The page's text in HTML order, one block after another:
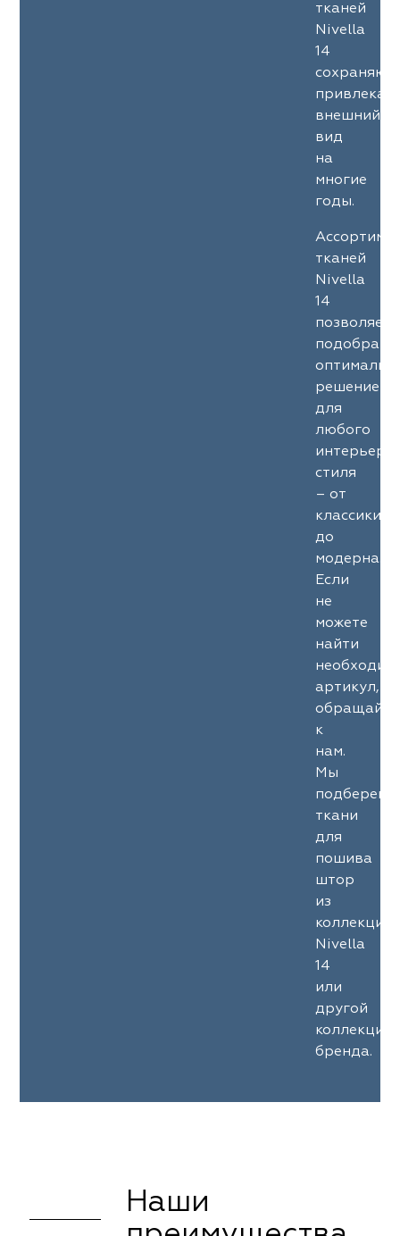
тканей
Nivella
14
сохраняют
внешний
вид
на
многие
годы.
тканей
Nivella
14
позволяет
подобрать
решение
для
любого
стиля
– от
классики
до
модерна.
Если
не
можете
найти
артикул,
к
нам.
Мы
подберем
ткани
для
пошива
штор
из
Nivella
14
или
другой
коллекции
бренда.
Наши